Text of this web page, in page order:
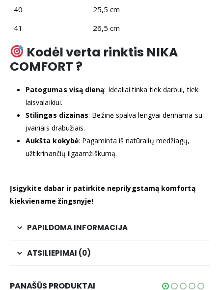
40
25,5 cm
41
26,5 cm
Kodėl verta rinktis NIKA
COMFORT ?
Patogumas visą dieną: Idealiai tinka tiek darbui, tiek
laisvalaikiui.
Stilingas dizainas: Bežinė spalva lengvai derinama su
įvairiais drabužiais.
Aukšta kokybė: Pagaminta iš natūralių medžiagų,
užtikrinančių ilgaamžiškumą.
Įsigykite dabar ir patirkite neprilygstamą komfortą
kiekviename žingsnyje!
PAPILDOMA INFORMACIJA
ATSILIEPIMAI (0)
PANAŠŪS PRODUKTAI